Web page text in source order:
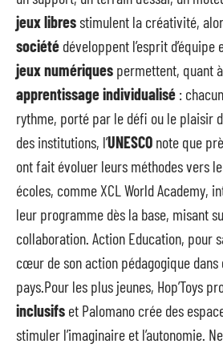
jeux libresstimulent la créativité,
société développent l’esprit
jeux numériques permettent, quant
apprentissage individualisé :
rythme, porté par le défi ou le plaisir
des institutions, l’UNESCO note que
ont fait évoluer leurs méthodes vers
écoles, comme XCL World Academy,
leur programme dès la base, misant
collaboration. Action Education, pour
cœur de son action pédagogique dans
pays.Pour les plus jeunes, Hop’Toys
inclusifs et Palomano crée des
stimuler l’imaginaire et l’autonomie.